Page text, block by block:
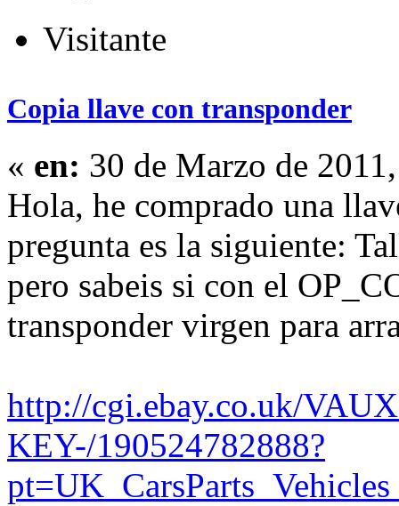
Visitante
Copia llave con transponder
« en: 30 de Marzo de
Hola, he comprado una
pregunta es la siguiente:
pero sabeis si con el
transponder virgen para
http://cgi.ebay.co.uk/
KEY-/190524782888?